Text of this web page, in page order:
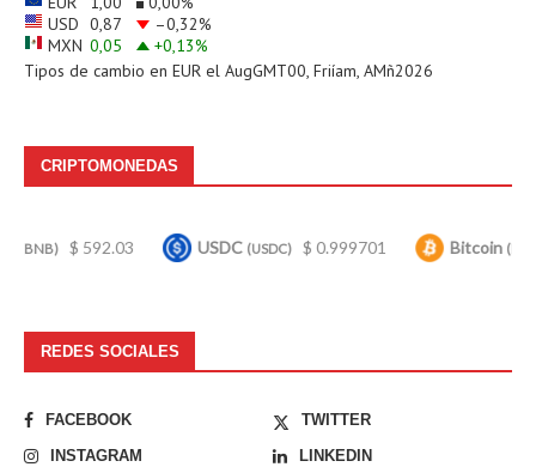
USD 0,87 –0,32%
MXN 0,05 +0,13%
Tipos de cambio en EUR el AugGMT00, Friíam, AMñ2026
CRIPTOMONEDAS
592.03 USDC(USDC) $ 0.999701 Bitcoin(BTC) $
REDES SOCIALES
FACEBOOK
TWITTER
INSTAGRAM
LINKEDIN